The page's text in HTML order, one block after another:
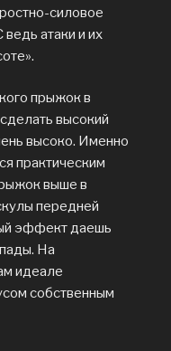
силовое
атаки и их
прыжок в
высокий
высоко. Именно
практическим
выше в
передней
эффект даешь
На
идеале
собственным